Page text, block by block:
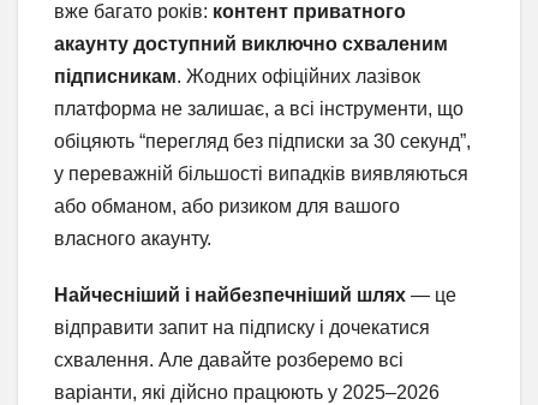
вже багато років: контент приватного
акаунту доступний виключно схваленим
підписникам. Жодних офіційних лазівок
платформа не залишає, а всі інструменти, що
обіцяють “перегляд без підписки за 30 секунд”,
у переважній більшості випадків виявляються
або обманом, або ризиком для вашого
власного акаунту.
Найчесніший і найбезпечніший шлях — це
відправити запит на підписку і дочекатися
схвалення. Але давайте розберемо всі
варіанти, які дійсно працюють у 2025–2026